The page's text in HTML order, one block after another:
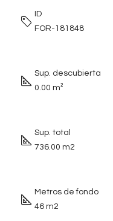
ID
FOR-181848
Sup. descubierta
0.00 m²
Sup. total
736.00 m2
Metros de fondo
46 m2